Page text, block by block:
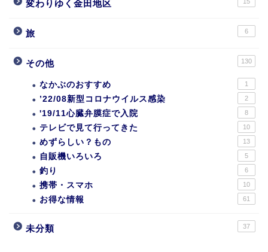
変わりゆく金田地区
旅 6
その他 130
なかぶのおすすめ 1
’22/08新型コロナウイルス感染 2
'19/11心臓弁膜症で入院 8
テレビで見て行ってきた 10
めずらしい？もの 13
自販機いろいろ 5
釣り 6
携帯・スマホ 10
お得な情報 61
未分類 37